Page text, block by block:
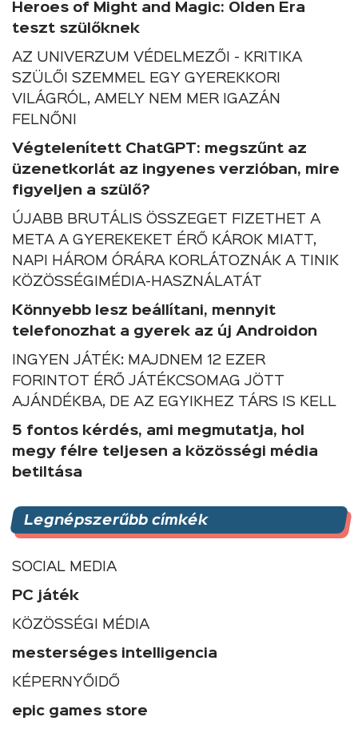
Heroes of Might and Magic: Olden Era
teszt szülőknek
AZ UNIVERZUM VÉDELMEZŐI - KRITIKA
SZÜLŐI SZEMMEL EGY GYEREKKORI
VILÁGRÓL, AMELY NEM MER IGAZÁN
FELNŐNI
Végtelenített ChatGPT: megszűnt az
üzenetkorlát az ingyenes verzióban, mire
figyeljen a szülő?
ÚJABB BRUTÁLIS ÖSSZEGET FIZETHET A
META A GYEREKEKET ÉRŐ KÁROK MIATT,
NAPI HÁROM ÓRÁRA KORLÁTOZNÁK A TINIK
KÖZÖSSÉGIMÉDIA-HASZNÁLATÁT
Könnyebb lesz beállítani, mennyit
telefonozhat a gyerek az új Androidon
INGYEN JÁTÉK: MAJDNEM 12 EZER
FORINTOT ÉRŐ JÁTÉKCSOMAG JÖTT
AJÁNDÉKBA, DE AZ EGYIKHEZ TÁRS IS KELL
5 fontos kérdés, ami megmutatja, hol
megy félre teljesen a közösségi média
betiltása
Legnépszerűbb címkék
SOCIAL MEDIA
PC játék
KÖZÖSSÉGI MÉDIA
mesterséges intelligencia
KÉPERNYŐIDŐ
epic games store